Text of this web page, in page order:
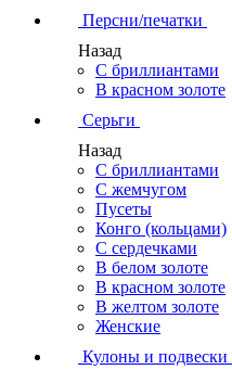
Персни/печатки
Назад
С бриллиантами
В красном золоте
Серьги
Назад
С бриллиантами
С жемчугом
Пусеты
Конго (кольцами)
С сердечками
В белом золоте
В красном золоте
В желтом золоте
Женские
Кулоны и подвески